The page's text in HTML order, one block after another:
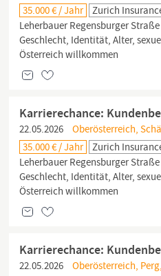
35.000 € / Jahr
Zurich
Leherbauer Regensburger
Geschlecht, Identität, Alter,
Österreich willkommen
Karrierechance:
22.05.2026
Oberösterreich,
35.000 € / Jahr
Zurich
Leherbauer Regensburger
Geschlecht, Identität, Alter,
Österreich willkommen
Karrierechance:
22.05.2026
Oberösterreich,